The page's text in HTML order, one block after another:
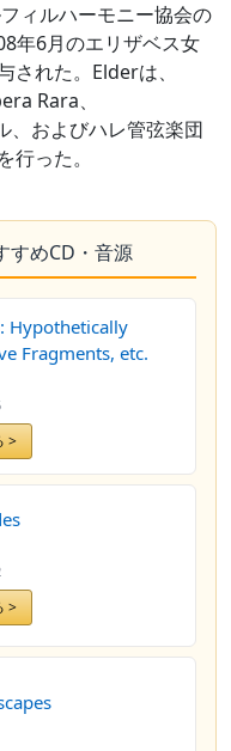
ィルハーモニー協会の
年6月のエリザベス女
された。Elderは、
Rara、
およびハレ管弦楽団
った。
すめCD・音源
Hypothetically
Fragments, etc.
>
>